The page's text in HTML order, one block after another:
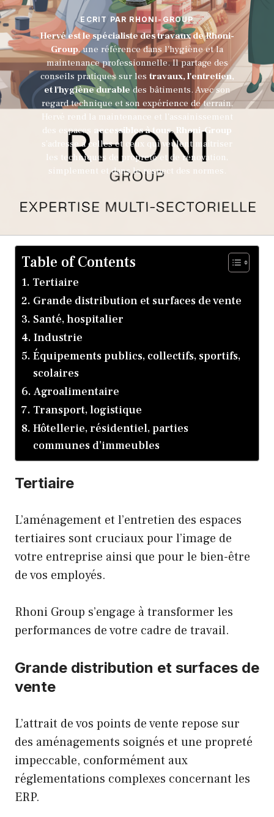
ECRIT PAR RHONI-GROUP
Hervé est le spécialiste des travaux de Rhoni-
Group, une référence dans l'hygiène et la
maintenance professionnelle. Il partage des
conseils pratiques sur les travaux, l'entretien,
et l'hygiène durabledes bâtiments. Avec son
regard technique et son expérience de terrain,
Hervé rend la maintenance et l'assainissement
des espaces accessibles à tous. Rhoni-Group
s’adresse à celles et ceux qui veulent maîtriser
les techniques de propreté et de rénovation,
simplement et dans le respect des normes.
Table of Contents
Tertiaire
Grande distribution et surfaces de vente
Santé, hospitalier
Industrie
Équipements publics, collectifs, sportifs,
scolaires
Agroalimentaire
Transport, logistique
Hôtellerie, résidentiel, parties
communes d’immeubles
Tertiaire
L’aménagement et l’entretien des espaces
tertiaires sont cruciaux pour l’image de
votre entreprise ainsi que pour le bien-être
de vos employés.
Rhoni Group s’engage à transformer les
performances de votre cadre de travail.
Grande distribution et surfaces de
vente
L’attrait de vos points de vente repose sur
des aménagements soignés et une propreté
impeccable, conformément aux
réglementations complexes concernant les
ERP.